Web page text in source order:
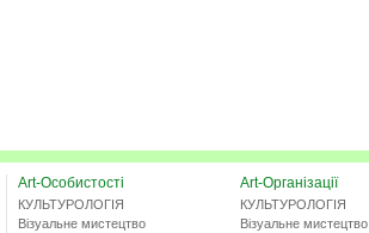
Art-Особистості
КУЛЬТУРОЛОГІЯ
Візуальне мистецтво
Art-Організації
КУЛЬТУРОЛОГІЯ
Візуальне мистецтво